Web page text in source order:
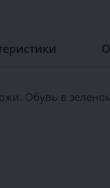
Обувь в